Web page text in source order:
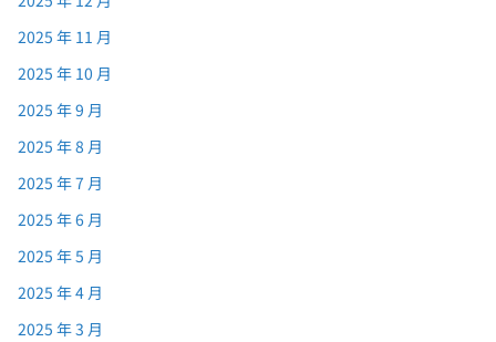
2025 年 11 月
2025 年 10 月
2025 年 9 月
2025 年 8 月
2025 年 7 月
2025 年 6 月
2025 年 5 月
2025 年 4 月
2025 年 3 月